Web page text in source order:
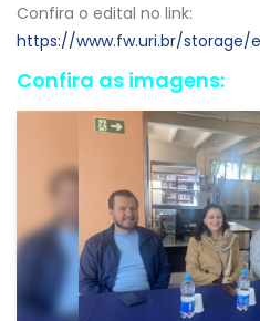
Confira o edital no link:
https://www.fw.uri.br/storage/
Confira as imagens: